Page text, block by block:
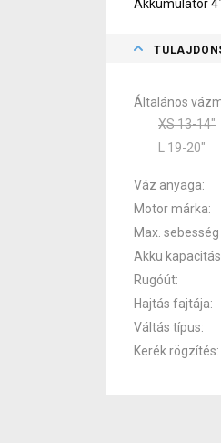
Akkumulátor
Általános
XS 13-14"
L 19-20"
Váz anyaga
Motor márka
Akku kapacitás
Rugóút
Hajtás fajtája
Váltás típus
Kerék rögzítés